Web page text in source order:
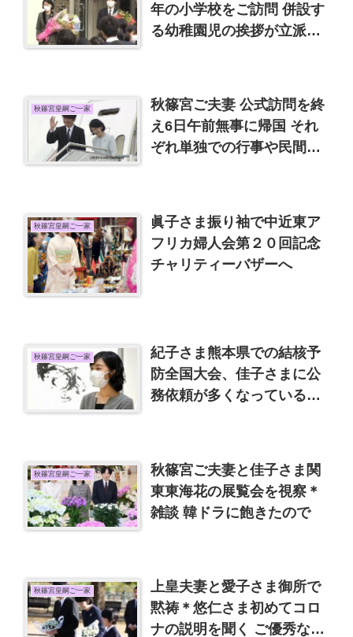
年の小学校をご訪問 併設す
る幼稚園児の挨拶が立派、
秋篠宮皇嗣ご一家
秋篠宮ご夫妻 公式訪問を終
え6日午前無事に帰国 それ
ぞれ単独での行事や民間機
秋篠宮皇嗣ご一家
眞子さま振り袖で中近東ア
フリカ婦人会第２０回記念
チャリティーバザーへ
秋篠宮皇嗣ご一家
紀子さま熊本県での結核予
防全国大会、佳子さまに公
務依頼が多くなっているそ
秋篠宮皇嗣ご一家
秋篠宮ご夫妻と佳子さま関
東東海花の展覧会を視察＊
雑談 韓ドラに飽きたので
秋篠宮皇嗣ご一家
上皇夫妻と愛子さま御所で
黙祷＊悠仁さま初めてコロ
ナの説明を聞く ご優秀な愛